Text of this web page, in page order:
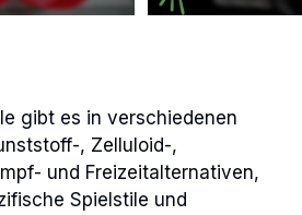
gibt es in verschiedenen
, Zelluloid-,
und Freizeitalternativen,
Spielstile und